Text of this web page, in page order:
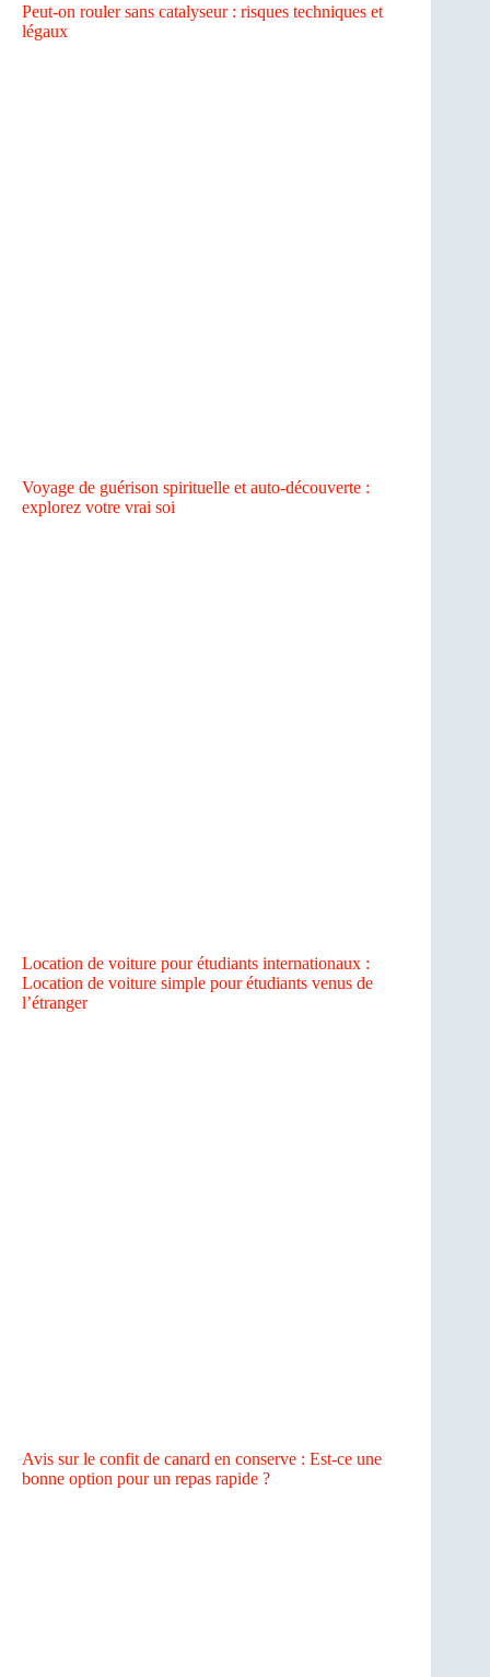
Peut-on rouler sans catalyseur : risques techniques et
légaux
Voyage de guérison spirituelle et auto-découverte :
explorez votre vrai soi
Location de voiture pour étudiants internationaux :
Location de voiture simple pour étudiants venus de
l’étranger
Avis sur le confit de canard en conserve : Est-ce une
bonne option pour un repas rapide ?